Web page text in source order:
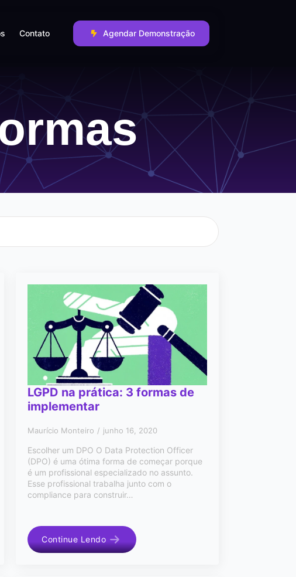
Contato Agendar Demonstração
LGPD na prática: 3 formas de
implementar
Maurício Monteiro junho 16, 2020
Escolher um DPO O Data Protection Officer
(DPO) é uma ótima forma de começar porque
é um profissional especializado no assunto.
Esse profissional trabalha junto com o
compliance para construir…
Continue Lendo